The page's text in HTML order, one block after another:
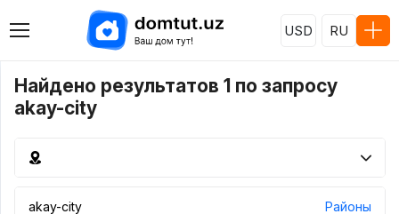
USD RU
Найдено результатов 1 по запросу
akay-city
Районы